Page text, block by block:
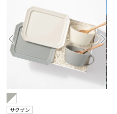
サクザン